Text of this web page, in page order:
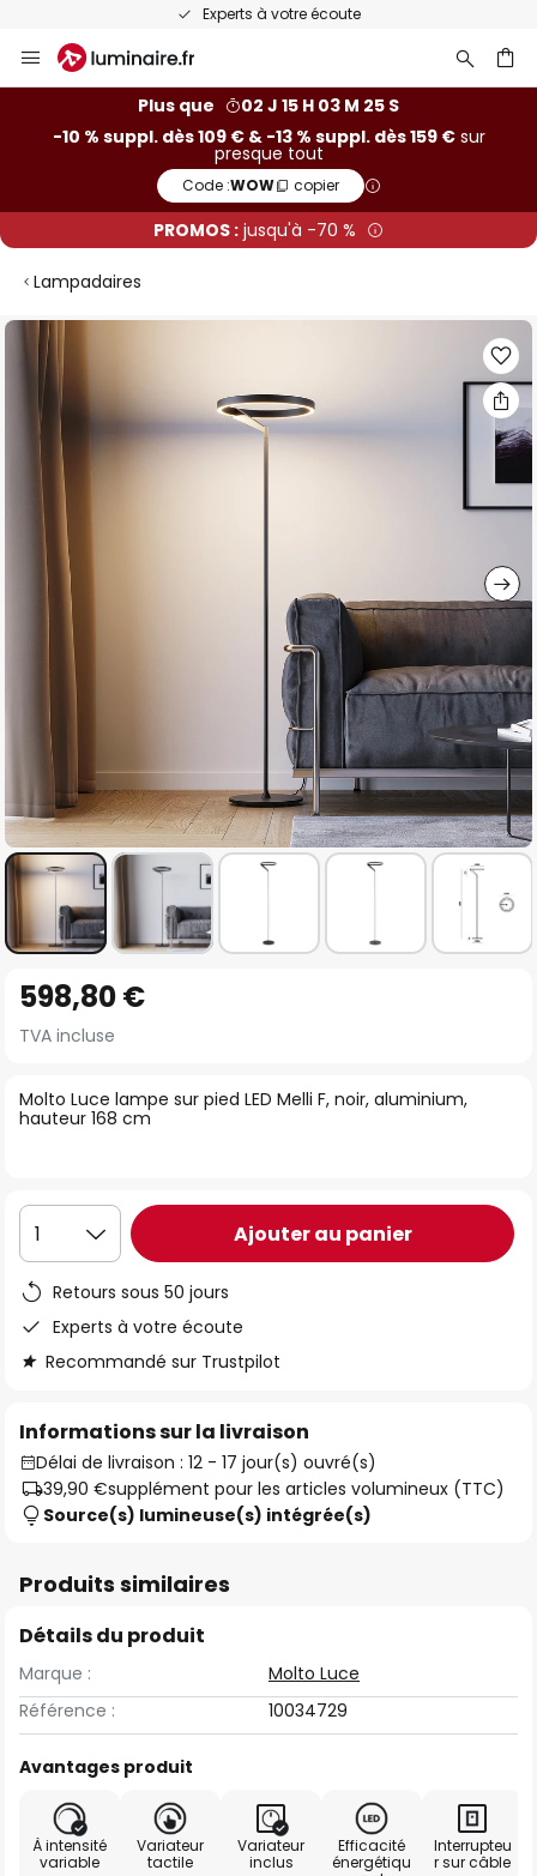
Experts à votre écoute
Allez
au
Plus que
02 J 15 H 03 M 25 S
-10 % suppl. dès 109 € & -13 % suppl. dès 159 €sur
presque tout
Code :WOW copier
PROMOS : jusqu'à -70 %
Lampadaires
Skip
end
images
gallery
to
the
of
the
Molto Luce lampe sur pied LED Melli F, noir, aluminium,
hauteur 168 cm
598,80 €
TVA incluse
1 Ajouter au panier
Retours sous 50 jours
Experts à votre écoute
Recommandé sur Trustpilot
Informations sur la livraison
Délai de livraison : 12 - 17 jour(s) ouvré(s)
39,90 €supplément pour les articles volumineux (TTC)
Source(s) lumineuse(s) intégrée(s)
Produits similaires
Détails du produit
Marque :
Molto Luce
Référence :
10034729
Avantages produit
À intensité
variable
Variateur
tactile
Variateur
inclus
Efficacité
énergétiqu
Interrupteu
r sur câble